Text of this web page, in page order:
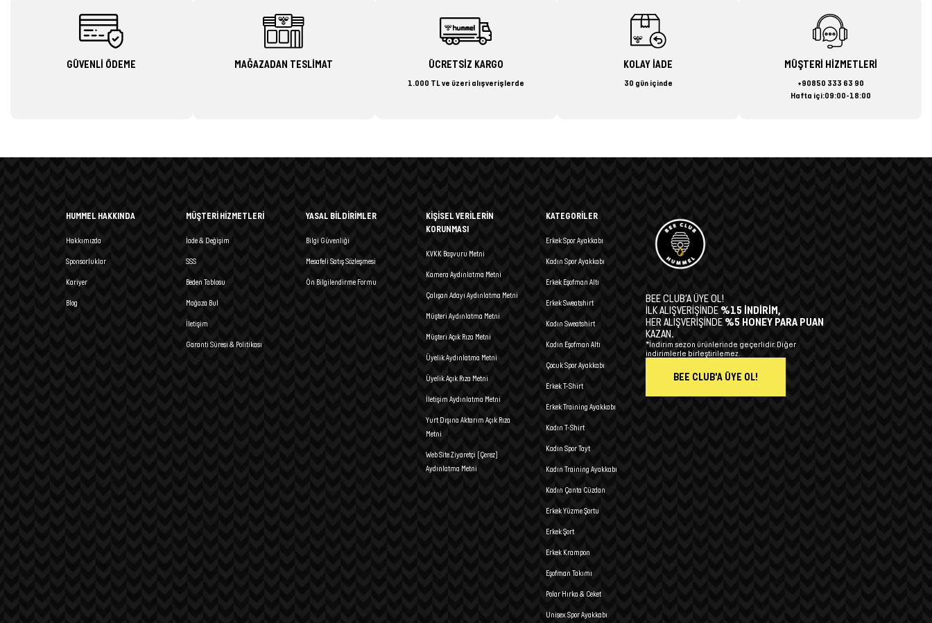
GÜVENLİ ÖDEME MAĞAZADAN TESLİMAT ÜCRETSİZ KARGO
1.000 TL ve üzeri alışverişlerde
KOLAY İADE
30 gün içinde
MÜŞTERİ HİZMETLERİ
+90850 333 63 90
Hafta içi:09:00-18:00
HUMMEL HAKKINDA
Hakkımızda
Sponsorluklar
Kariyer
Blog
MÜŞTERİ HİZMETLERİ
İade & Değişim
SSS
Beden Tablosu
Mağaza Bul
İletişim
Garanti Süresi & Politikası
YASAL BİLDİRİMLER
Bilgi Güvenliği
Mesafeli Satış Sözleşmesi
Ön Bilgilendirme Formu
KİŞİSEL VERİLERİN
KORUNMASI
KVKK Başvuru Metni
Kamera Aydınlatma Metni
Çalışan Adayı Aydınlatma Metni
Müşteri Aydınlatma Metni
Müşteri Açık Rıza Metni
Üyelik Aydınlatma Metni
Üyelik Açık Rıza Metni
İletişim Aydınlatma Metni
Yurt Dışına Aktarım Açık Rıza
Metni
Web Site Ziyaretçi (Çerez)
Aydınlatma Metni
KATEGORİLER
Erkek Spor Ayakkabı
Kadın Spor Ayakkabı
Erkek Eşofman Altı
Erkek Sweatshirt
Kadın Sweatshirt
Kadın Eşofman Altı
Çocuk Spor Ayakkabı
Erkek T-Shirt
Erkek Training Ayakkabı
Kadın T-Shirt
Kadın Spor Tayt
Kadın Training Ayakkabı
Kadın Çanta Cüzdan
Erkek Yüzme Şortu
Erkek Şort
Erkek Krampon
Eşofman Takımı
Polar Hırka & Ceket
Unisex Spor Ayakkabı
BEE CLUB’A ÜYE OL!
İLK ALIŞVERİŞİNDE %15 İNDİRİM,
HER ALIŞVERİŞİNDE %5 HONEY PARA PUAN
KAZAN.
*İndirim sezon ürünlerinde geçerlidir. Diğer
indirimlerle birleştirilemez.
BEE CLUB'A ÜYE OL!